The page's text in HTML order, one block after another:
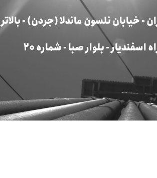
- خیابان نلسون ماندلا (جردن) - بالاتر
اسفندیار - بلوار صبا - شماره ۲۰